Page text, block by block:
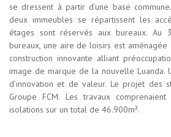
se dressent à partir d’une base
deux immeubles se répartissent les
étages sont réservés aux bureaux. Au 3
bureaux, une aire de loisirs est
construction innovante alliant
image de marque de la nouvelle Luanda.
d’innovation et de valeur. Le projet des
Groupe FCM. Les travaux
isolations sur un total de 46.900m².